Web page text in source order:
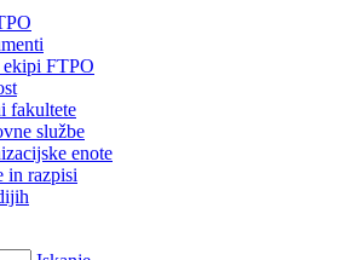
ekipi FTPO
fakultete
službe
enote
in razpisi